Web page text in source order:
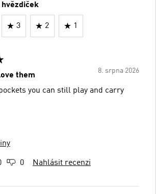
3 2 1
8. srpna 2026
them
you can still play and carry
0 Nahlásit recenzi